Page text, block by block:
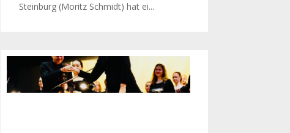
Steinburg (Moritz Schmidt) hat ei...